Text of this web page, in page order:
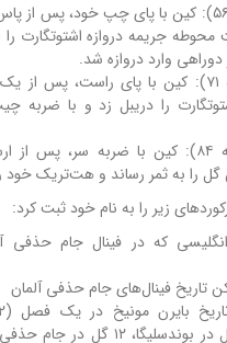
گل اول (دقیقه ۵۶): کین با پای چپ خود، پس
محوطه جریمه دروازه اشتوتگارت
دوراهی وارد دروازه شد.
گل دوم (دقیقه ۷۱): کین با پای راست، پس
را دریبل زد و با ضربه
گل سوم (دقیقه ۸۴): کین با ضربه سر، پس
را به ثمر رساند و هت‌تریک خود
زیر را به نام خود ثبت کرد:
انگلیسی که در فینال جام
تاریخ فینال‌های جام حذفی آلمان